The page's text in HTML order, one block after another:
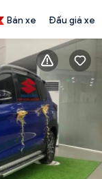
Bán xe Đấu giá xe